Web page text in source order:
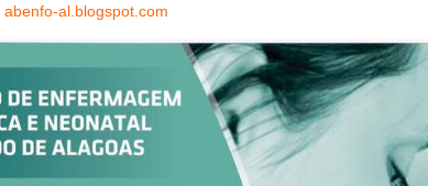
abenfo-al.blogspot.com